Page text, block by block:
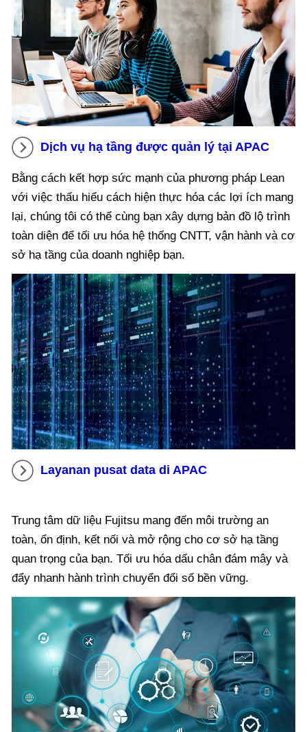
Dịch vụ hạ tầng được quản lý tại APAC
Bằng cách kết hợp sức mạnh của phương pháp Lean
với việc thấu hiểu cách hiện thực hóa các lợi ích mang
lại, chúng tôi có thể cùng bạn xây dựng bản đồ lộ trình
toàn diện để tối ưu hóa hệ thống CNTT, vận hành và cơ
sở hạ tầng của doanh nghiệp bạn.
Layanan pusat data di APAC
Trung tâm dữ liệu Fujitsu mang đến môi trường an
toàn, ổn định, kết nối và mở rộng cho cơ sở hạ tầng
quan trọng của bạn. Tối ưu hóa dấu chân đám mây và
đẩy nhanh hành trình chuyển đổi số bền vững.